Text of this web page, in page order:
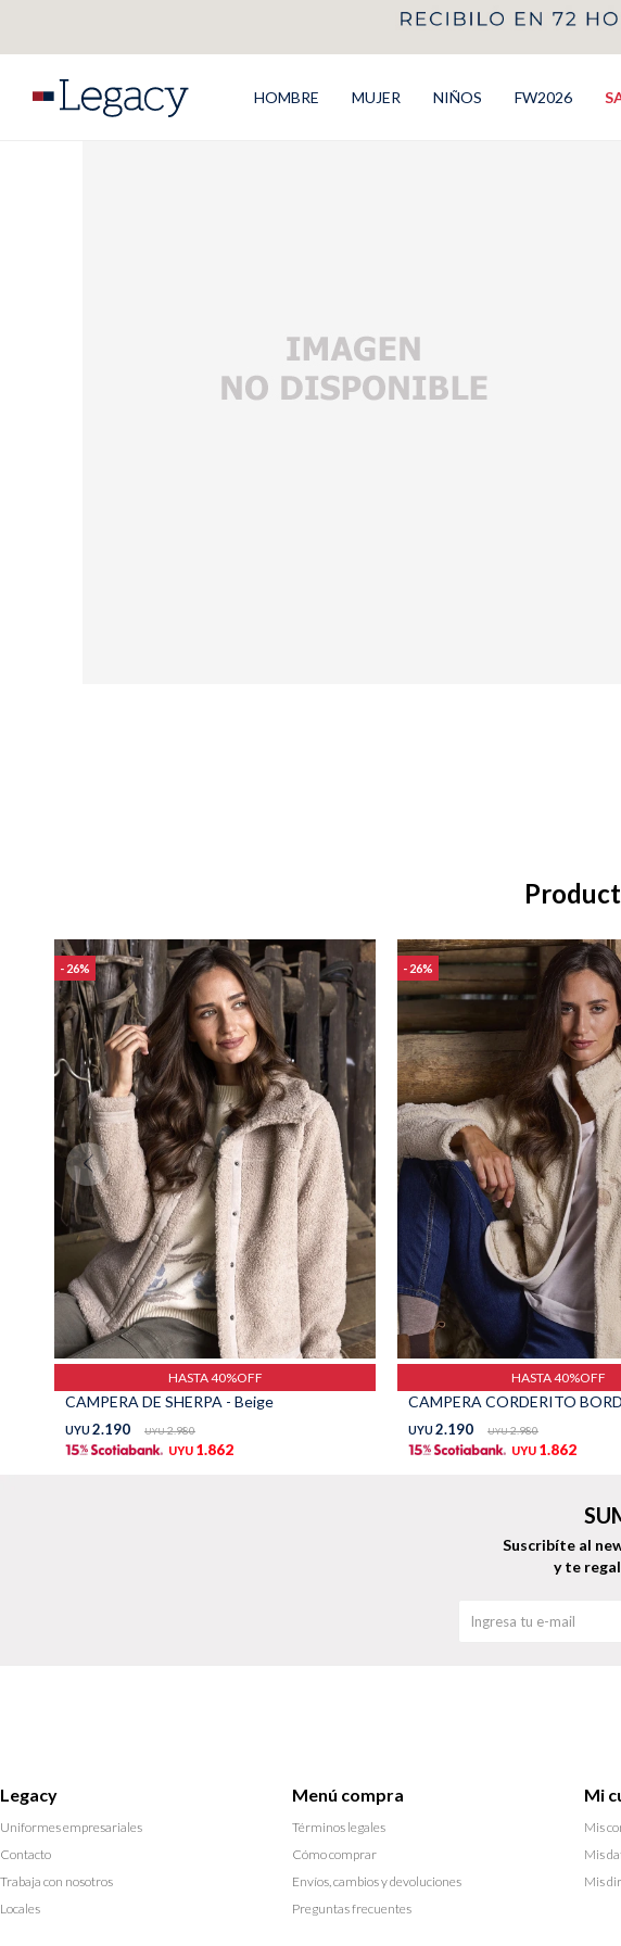
HOMBRE MUJER NIÑOS FW2026
26
HASTA 40%OFF
CAMPERA DE SHERPA - Beige
UYU 2.190 UYU 2.980
UYU 1.862
26
HASTA 40%OFF
CAMPERA CORDERITO
UYU 2.190 UYU 2.980
UYU 1.862
Legacy
Uniformes empresariales
Contacto
Trabaja con nosotros
Locales
Menú compra
Términos legales
Cómo comprar
Envíos, cambios y devoluciones
Preguntas frecuentes
Mi
Mis
Mis
Mis
Suscribíte al
y te